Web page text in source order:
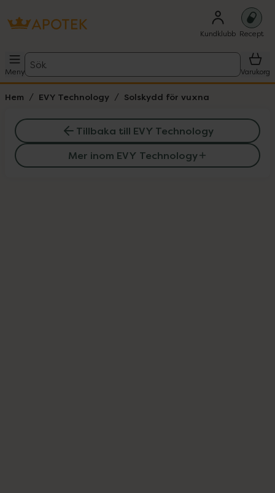
Kundklubb Recept
Meny
Sök
Varukorg
Hem EVY Technology Solskydd för vuxna
Tillbaka till EVY Technology
Mer inom EVY Technology